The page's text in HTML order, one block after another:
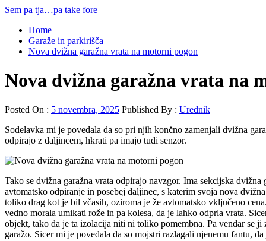
Skip
content
Sem pa tja…pa take fore
Menu
Home
Garaže in parkirišča
Nova dvižna garažna vrata na motorni pogon
Nova dvižna garažna vrata na
Posted On : 5 novembra, 2025 Published By : Urednik
Sodelavka mi je povedala da so pri njih končno zamenjali dvižna
odpirajo z daljincem, hkrati pa imajo tudi senzor.
Tako se dvižna garažna vrata odpirajo navzgor. Ima sekcijska
avtomatsko odpiranje in posebej daljinec, s katerim svoja nova
toliko drag kot je bil včasih, oziroma je že avtomatsko vključeno
vedno morala umikati rože in pa kolesa, da je lahko odprla vrata.
objekt, tako da je ta izolacija niti ni toliko pomembna. Pa vendar se
garažo. Sicer mi je povedala da so mojstri razlagali njenemu fantu,